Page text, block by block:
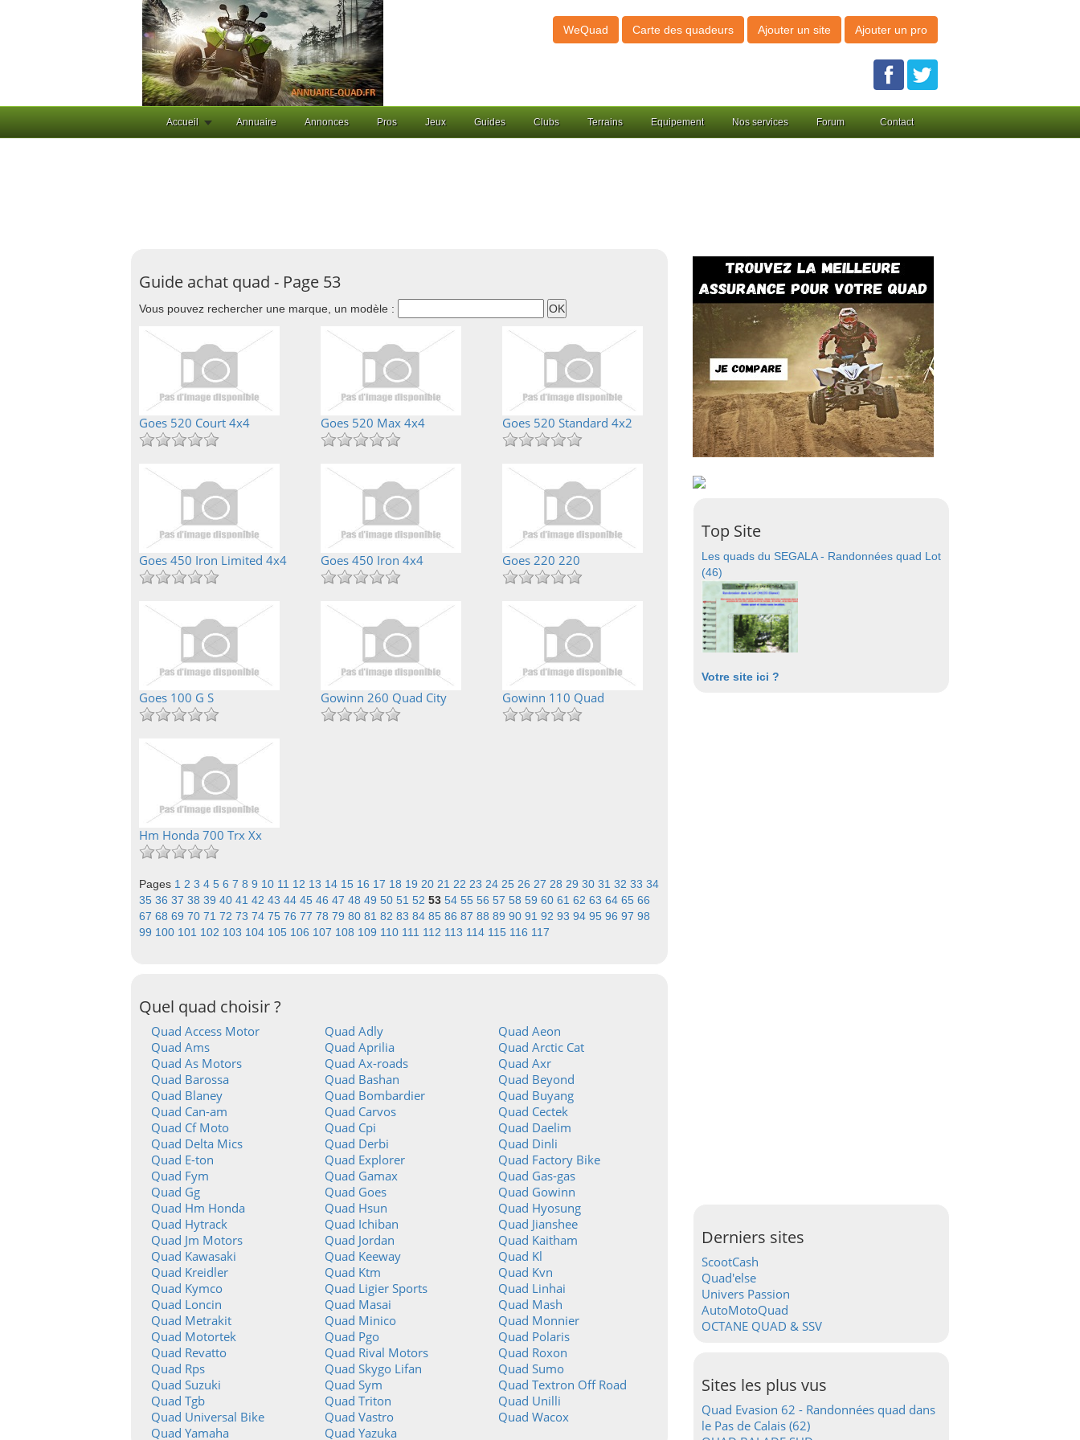
WeQuad Carte des quadeurs Ajouter un site Ajouter un pro
Accueil Annuaire Annonces Pros Jeux Guides Clubs Terrains Equipement Nos services Forum Contact
Guide achat quad - Page 53
Vous pouvez rechercher une marque, un modèle :
Goes 520 Court 4x4 Goes 520 Max 4x4 Goes 520 Standard 4x2
Goes 450 Iron Limited 4x4 Goes 450 Iron 4x4 Goes 220 220
Goes 100 G S Gowinn 260 Quad City Gowinn 110 Quad
Hm Honda 700 Trx Xx
Pages 1 2 3 4 5 6 7 8 9 10 11 12 13 14 15 16 17 18 19 20 21 22 23 24 25 26 27 28 29 30 31 32 33 34
35 36 37 38 39 40 41 42 43 44 45 46 47 48 49 50 51 52 53 54 55 56 57 58 59 60 61 62 63 64 65 66
67 68 69 70 71 72 73 74 75 76 77 78 79 80 81 82 83 84 85 86 87 88 89 90 91 92 93 94 95 96 97 98
99 100 101 102 103 104 105 106 107 108 109 110 111 112 113 114 115 116 117
Quel quad choisir ?
Quad Access Motor Quad Adly
Quad Aeon
Quad Ams
Quad Aprilia
Quad Arctic Cat
Quad As Motors
Quad Ax-roads
Quad Axr
Quad Barossa
Quad Bashan
Quad Beyond
Quad Blaney
Quad Bombardier
Quad Buyang
Quad Can-am
Quad Carvos
Quad Cectek
Quad Cf Moto
Quad Cpi
Quad Daelim
Quad Delta Mics
Quad Derbi
Quad Dinli
Quad E-ton
Quad Explorer
Quad Factory Bike
Quad Fym
Quad Gamax
Quad Gas-gas
Quad Gg
Quad Goes
Quad Gowinn
Quad Hm Honda
Quad Hsun
Quad Hyosung
Quad Hytrack
Quad Ichiban
Quad Jianshee
Quad Jm Motors
Quad Jordan
Quad Kaitham
Quad Kawasaki
Quad Keeway
Quad Kl
Quad Kreidler
Quad Ktm
Quad Kvn
Quad Kymco
Quad Ligier Sports
Quad Linhai
Quad Loncin
Quad Masai
Quad Mash
Quad Metrakit
Quad Minico
Quad Monnier
Quad Motortek
Quad Pgo
Quad Polaris
Quad Revatto
Quad Rival Motors
Quad Roxon
Quad Rps
Quad Skygo Lifan
Quad Sumo
Quad Suzuki
Quad Sym
Quad Textron Off Road
Quad Tgb
Quad Triton
Quad Unilli
Quad Universal Bike
Quad Vastro
Quad Wacox
Quad Yamaha
Quad Yazuka
Top Site
Les quads du SEGALA - Randonnées quad Lot
(46)
Votre site ici ?
Derniers sites
ScootCash
Quad'else
Univers Passion
AutoMotoQuad
OCTANE QUAD & SSV
Sites les plus vus
Quad Evasion 62 - Randonnées quad dans
le Pas de Calais (62)